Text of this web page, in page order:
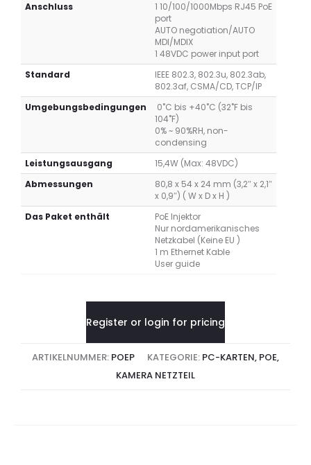
Anschluss
1 10/100/1000Mbps RJ45 PoE
port
AUTO negotiation/AUTO
MDI/MDIX
1 48VDC power input port
Standard
IEEE 802.3, 802.3u, 802.3ab,
802.3af, CSMA/CD, TCP/IP
Umgebungsbedingungen
0˚C bis +40˚C (32˚F bis
104˚F)
0% ~ 90%RH, non-
condensing
Leistungsausgang
15,4W (Max: 48VDC)
Abmessungen
80,8 x 54 x 24 mm (3,2″ x 2,1″
x 0,9″) ( W x D x H )
Das Paket enthält
PoE Injektor
Nur nordamerikanisches
Netzkabel (Keine EU )
1 m Ethernet Kable
User guide
Register or login for pricing
ARTIKELNUMMER: POEP KATEGORIE: PC-KARTEN, POE,
KAMERA NETZTEIL